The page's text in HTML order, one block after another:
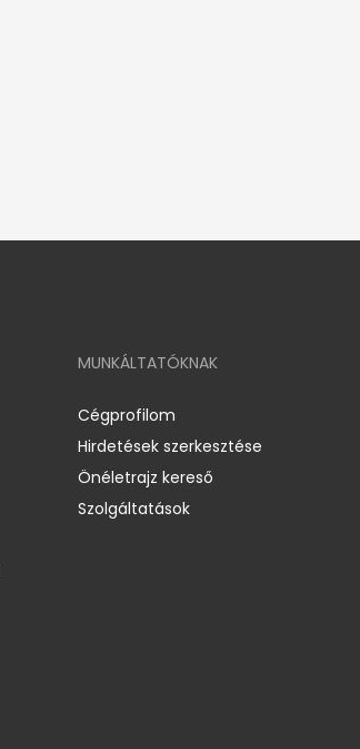
MUNKÁLTATÓKNAK
Cégprofilom
Hirdetések szerkesztése
Önéletrajz kereső
Szolgáltatások